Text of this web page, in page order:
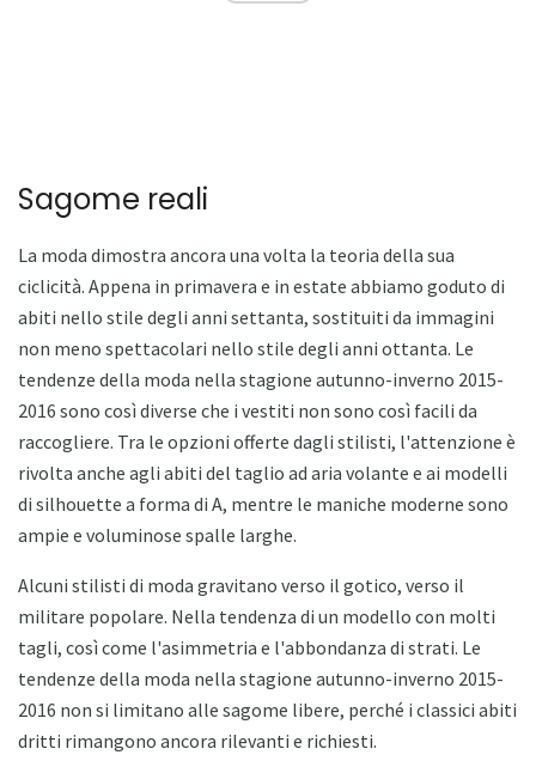
Sagome reali
La moda dimostra ancora una volta la teoria della sua
ciclicità. Appena in primavera e in estate abbiamo goduto di
abiti nello stile degli anni settanta, sostituiti da immagini
non meno spettacolari nello stile degli anni ottanta. Le
tendenze della moda nella stagione autunno-inverno 2015-
2016 sono così diverse che i vestiti non sono così facili da
raccogliere. Tra le opzioni offerte dagli stilisti, l'attenzione è
rivolta anche agli abiti del taglio ad aria volante e ai modelli
di silhouette a forma di A, mentre le maniche moderne sono
ampie e voluminose spalle larghe.
Alcuni stilisti di moda gravitano verso il gotico, verso il
militare popolare. Nella tendenza di un modello con molti
tagli, così come l'asimmetria e l'abbondanza di strati. Le
tendenze della moda nella stagione autunno-inverno 2015-
2016 non si limitano alle sagome libere, perché i classici abiti
dritti rimangono ancora rilevanti e richiesti.